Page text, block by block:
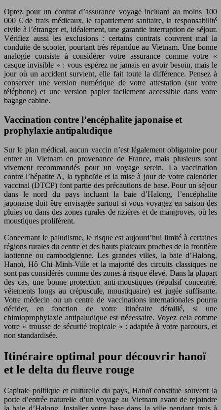
Optez pour un contrat d’assurance voyage incluant au moins 100
000 € de frais médicaux, le rapatriement sanitaire, la responsabilité
civile à l’étranger et, idéalement, une garantie interruption de séjour.
Vérifiez aussi les exclusions : certains contrats couvrent mal la
conduite de scooter, pourtant très répandue au Vietnam. Une bonne
analogie consiste à considérer votre assurance comme votre «
casque invisible » : vous espérez ne jamais en avoir besoin, mais le
jour où un accident survient, elle fait toute la différence. Pensez à
conserver une version numérique de votre attestation (sur votre
téléphone) et une version papier facilement accessible dans votre
bagage cabine.
Vaccination contre l’encéphalite japonaise et
prophylaxie antipaludique
Sur le plan médical, aucun vaccin n’est légalement obligatoire pour
entrer au Vietnam en provenance de France, mais plusieurs sont
vivement recommandés pour un voyage serein. La vaccination
contre l’hépatite A, la typhoïde et la mise à jour de votre calendrier
vaccinal (DTCP) font partie des précautions de base. Pour un séjour
dans le nord du pays incluant la baie d’Halong, l’encéphalite
japonaise doit être envisagée surtout si vous voyagez en saison des
pluies ou dans des zones rurales de rizières et de mangroves, où les
moustiques prolifèrent.
Concernant le paludisme, le risque est aujourd’hui limité à certaines
régions rurales du centre et des hauts plateaux proches de la frontière
laotienne ou cambodgienne. Les grandes villes, la baie d’Halong,
Hanoï, Hô Chi Minh-Ville et la majorité des circuits classiques ne
sont pas considérés comme des zones à risque élevé. Dans la plupart
des cas, une bonne protection anti-moustiques (répulsif concentré,
vêtements longs au crépuscule, moustiquaire) est jugée suffisante.
Votre médecin ou un centre de vaccinations internationales pourra
décider, en fonction de votre itinéraire détaillé, si une
chimioprophylaxie antipaludique est nécessaire. Voyez cela comme
votre « trousse de sécurité tropicale » : adaptée à votre parcours, et
non standardisée.
Itinéraire optimal pour découvrir hanoï
et le delta du fleuve rouge
Capitale politique et culturelle du pays, Hanoï constitue souvent la
porte d’entrée naturelle d’un voyage au Vietnam avant de rejoindre
la baie d’Halong. Installer votre base dans la ville pendant trois à